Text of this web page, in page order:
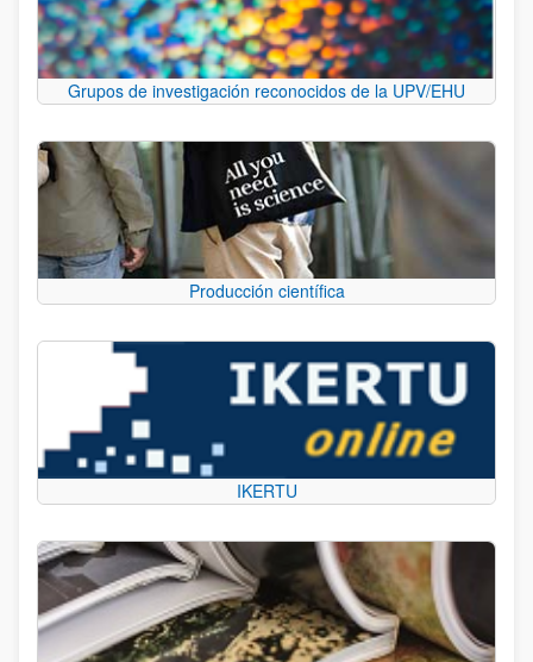
Grupos de investigación reconocidos de la UPV/EHU
Producción científica
IKERTU